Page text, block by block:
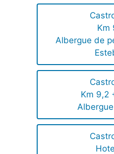
Km
Albergue de
Km 9,2